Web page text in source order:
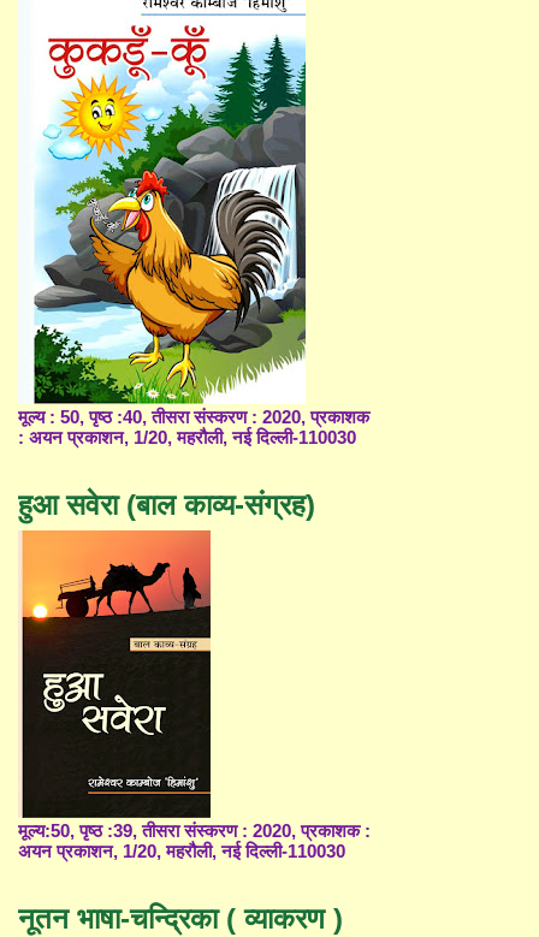
मूल्य : 50, पृष्ठ :40, तीसरा संस्करण : 2020, प्रकाशक
: अयन प्रकाशन, 1/20, महरौली, नई दिल्ली-110030
हुआ सवेरा (बाल काव्य-संग्रह)
मूल्य:50, पृष्ठ :39, तीसरा संस्करण : 2020, प्रकाशक :
अयन प्रकाशन, 1/20, महरौली, नई दिल्ली-110030
नूतन भाषा-चन्द्रिका ( व्याकरण )